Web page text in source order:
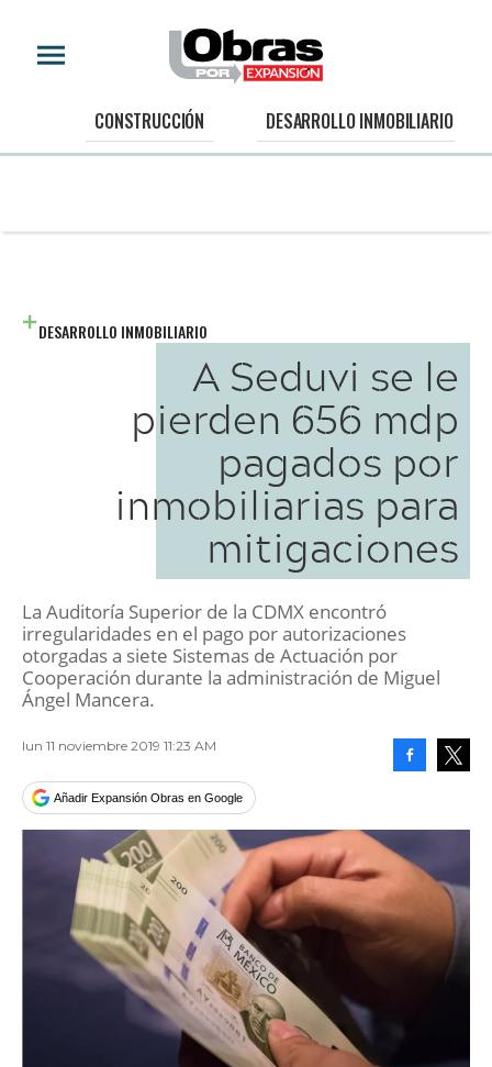
CONSTRUCCIÓN DESARROLLO INMOBILIARIO
DESARROLLO INMOBILIARIO
A Seduvi se le
pierden 656 mdp
pagados por
inmobiliarias para
mitigaciones
La Auditoría Superior de la CDMX encontró
irregularidades en el pago por autorizaciones
otorgadas a siete Sistemas de Actuación por
Cooperación durante la administración de Miguel
Ángel Mancera.
lun 11 noviembre 2019 11:23 AM
Añadir Expansión Obras en Google